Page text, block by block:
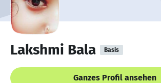
Lakshmi Bala Basis
Ganzes Profil ansehen